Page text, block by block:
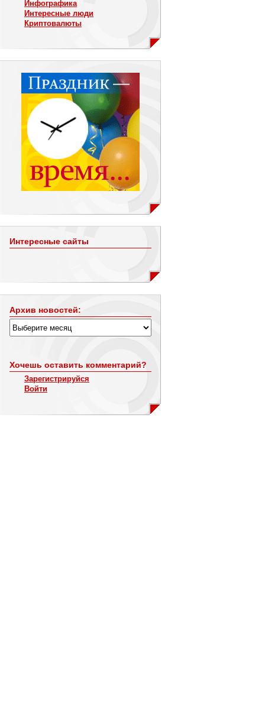
Инфографика
Интересные люди
Криптовалюты
Интересные сайты
Архив новостей:
Хочешь оставить комментарий?
Зарегистрируйся
Войти